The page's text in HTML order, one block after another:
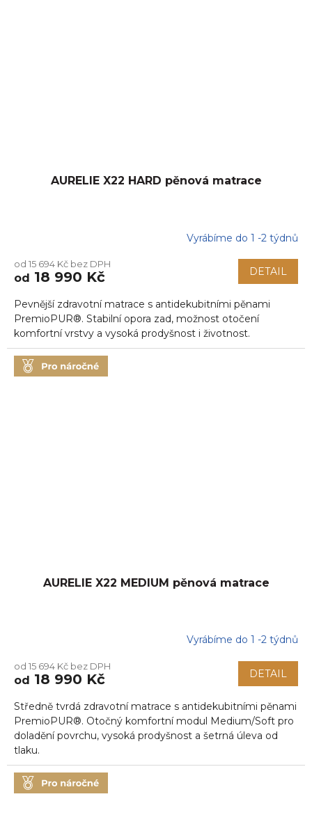
AURELIE X22 HARD pěnová matrace
produktu
je
z
5
hvězdiček.
Vyrábíme do 1 -2 týdnů
od 15 694 Kč bez DPH
od 18 990 Kč DETAIL
Pevnější zdravotní matrace s antidekubitními pěnami
PremioPUR®. Stabilní opora zad, možnost otočení
komfortní vrstvy a vysoká prodyšnost i životnost.
AURELIE X22 MEDIUM pěnová matrace
produktu
je
z
5
hvězdiček.
Vyrábíme do 1 -2 týdnů
od 15 694 Kč bez DPH
od 18 990 Kč DETAIL
Středně tvrdá zdravotní matrace s antidekubitními pěnami
PremioPUR®. Otočný komfortní modul Medium/Soft pro
doladění povrchu, vysoká prodyšnost a šetrná úleva od
tlaku.